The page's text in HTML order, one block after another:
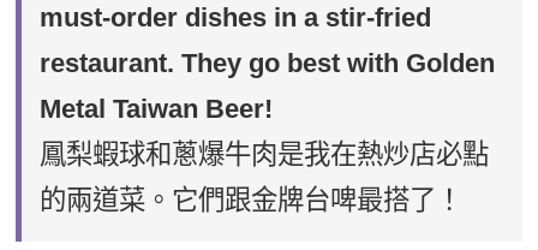
must-order dishes in a stir-fried
restaurant. They go best with Golden
Metal Taiwan Beer!
鳳梨蝦球和蔥爆牛肉是我在熱炒店必點
的兩道菜。它們跟金牌台啤最搭了！